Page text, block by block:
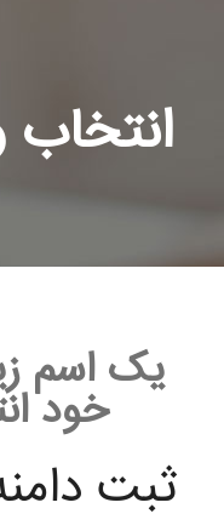
انتخاب
یک اسم
خود
ثبت